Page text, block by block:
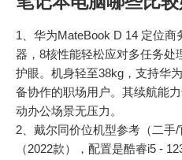
1、华为MateBook D 14 定位
器，8核性能轻松应对多任务处
护眼。机身轻至38kg，支持华
备协作的职场用户。其续航能
动办公场景无压力。
2、戴尔同价位机型参考（二手
（2022款），配置是酷睿i5 -